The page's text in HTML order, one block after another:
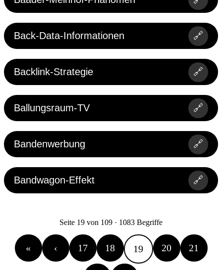
Back-Data-Informationen 🔗
Backlink-Strategie 🔗
Ballungsraum-TV 🔗
Bandenwerbung 🔗
Bandwagon-Effekt 🔗
Seite 19 von 109 · 1083 Begriffe
« ‹ 17 18 19 20 21